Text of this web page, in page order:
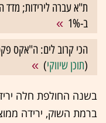
ב-1%
הכי קרוב לים: ה"אקס
(תוכן שיווקי)
בשנה החולפת חלה